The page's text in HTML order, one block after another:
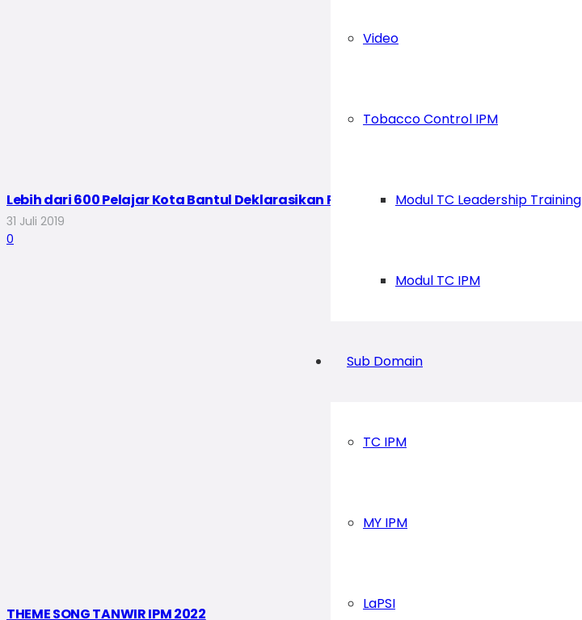
Video
Tobacco Control IPM
Modul TC Leadership Training
Modul TC IPM
Sub Domain
TC IPM
MY IPM
LaPSI
Lebih dari 600 Pelajar Kota Bantul Deklarasikan Persatuan Pelajar
31 Juli 2019
0
THEME SONG TANWIR IPM 2022